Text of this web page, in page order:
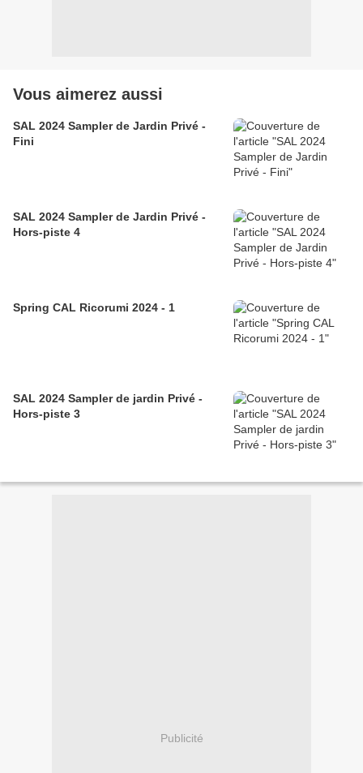
Vous aimerez aussi
SAL 2024 Sampler de Jardin Privé -
Fini
SAL 2024 Sampler de Jardin Privé -
Hors-piste 4
Spring CAL Ricorumi 2024 - 1
SAL 2024 Sampler de jardin Privé -
Hors-piste 3
Publicité